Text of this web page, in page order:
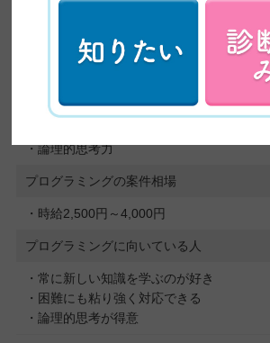
IT業界の発展に伴って、今後の需要もます
・プログラミング言語の習得
・論理的思考力
プログラミングの案件相場
・時給2,500円～4,000円
プログラミングに向いている人
・常に新しい知識を学ぶのが好き
・困難にも粘り強く対応できる
・論理的思考が得意